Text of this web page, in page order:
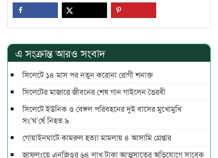
এ সংক্রান্ত আরও সংবাদ
সিলেটে ১৪ মাস পর নতুন করোনা রোগী শনাক্ত
সিলেটের মাজারে জীবনের শেষ গান গাইলেন ভৈরবী
সিলেটে ইউনিক ও বেঙ্গল পরিবহনের দুই বাসের মুখোমুখি
সং’ঘ’র্ষে নিহত ৯
গোয়াইনঘাটে কামরুল হত্যা মামলায় ৪ আসামি গ্রেপ্তার
জাফলংয়ে এনজিওর ৬৪ লাখ টাকা আত্মসাতের অভিযোগে সাবেক